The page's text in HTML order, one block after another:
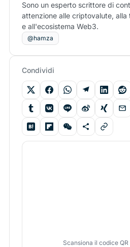
Sono un esperto scrittore di
attenzione alle criptovalute,
e all'ecosistema Web3.
@hamza
Condividi
Scansiona il codice